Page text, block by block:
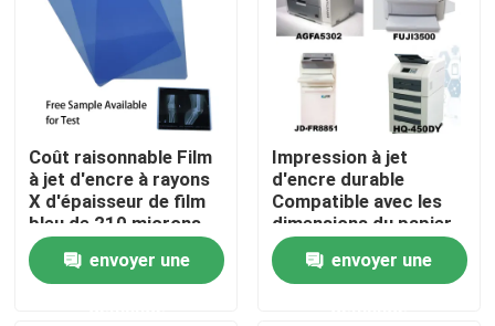
Contrôle de la qualité
Contact
nouvelles
Tous les cas
Coût raisonnable Film
à jet d'encre à rayons
X d'épaisseur de film
bleu de 210 microns
Idéal pour la
radiographie médicale
et industrielle
envoyer une
Impression à jet
d'encre durable
Compatible avec les
dimensions du papier
A3 A4 13X17 A3 Plus
offrant une durabilité
d'impression
envoyer une